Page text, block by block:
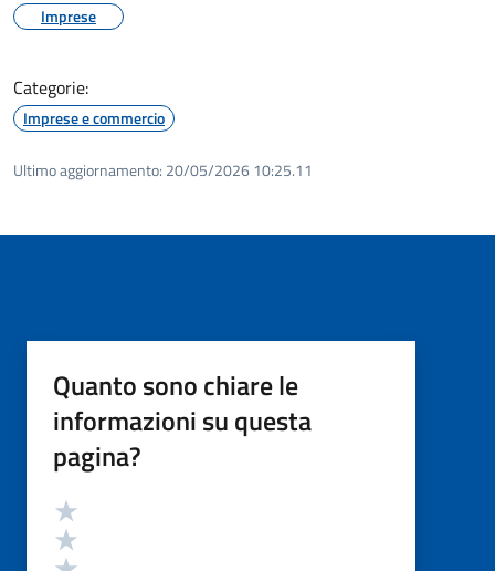
Imprese
Categorie:
Imprese e commercio
Ultimo aggiornamento: 20/05/2026 10:25.11
Quanto sono chiare le
informazioni su questa
pagina?
Valutazione